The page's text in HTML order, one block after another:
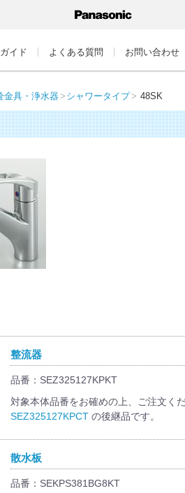
イド よくある質問 お問い合わせ
金具・浄水器 シャワータイプ 48SK
整流器
品番：SEZ325127KPKT
対象本体品番をお確めの上、ご注文くだ
SEZ325127KPCTの後継品です。
散水板
品番：SEKPS381BG8KT